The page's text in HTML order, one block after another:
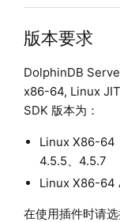
版本要求
DolphinDB
x86-64, Linux
SDK 版本为：
Linux X86-64
4.5.5、4.5.7
Linux X86-64
在使用插件时请